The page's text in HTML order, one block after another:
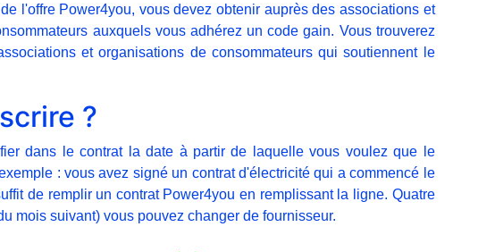
l'offre Power4you, vous devez obtenir auprès des associations et
auxquels vous adhérez un code gain. Vous trouverez
et organisations de consommateurs qui soutiennent le
?
dans le contrat la date à partir de laquelle vous voulez que le
: vous avez signé un contrat d'électricité qui a commencé le
de remplir un contrat Power4you en remplissant la ligne. Quatre
mois suivant) vous pouvez changer de fournisseur.